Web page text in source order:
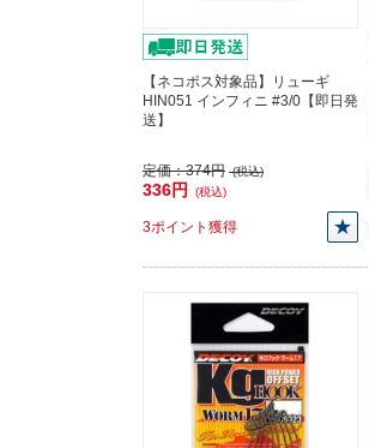
【ネコポス対象品】リューギ
HIN051 インフィニ #3/0【即日発
送】
定価：374円 (税込)
336円 (税込)
3ポイント獲得